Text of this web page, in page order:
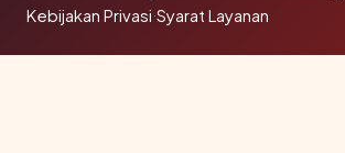
Kebijakan Privasi·Syarat Layanan